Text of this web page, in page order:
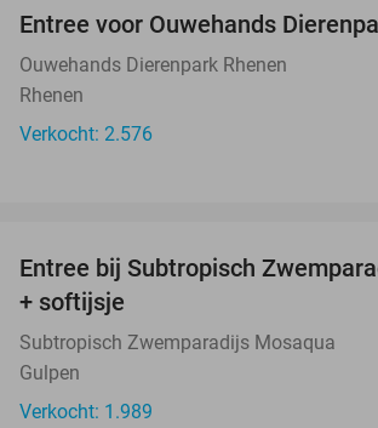
Entree voor Ouwehands
Ouwehands Dierenpark Rhenen
Rhenen
Verkocht: 2.576
Entree bij Subtropisch
+ softijsje
Subtropisch Zwemparadijs Mosaqua
Gulpen
Verkocht: 1.989